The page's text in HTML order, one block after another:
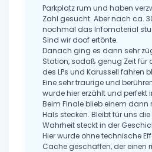
Parkplatz rum und haben
Zahl gesucht. Aber nach ca.
nochmal das Infomaterial
Sind wir doof ertönte.
Danach ging es dann sehr
Station, sodaß genug Zeit für
des LPs und Karussell fahren
Eine sehr traurige und
wurde hier erzählt und perfekt
Beim Finale blieb einem dann
Hals stecken. Bleibt für uns die
Wahrheit steckt in der
Hier wurde ohne technische
Cache geschaffen, der einen